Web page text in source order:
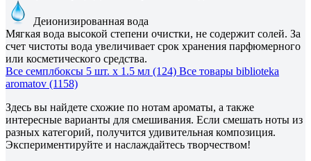
Деионизированная вода
Мягкая вода высокой степени очистки, не содержит солей. За
счет чистоты вода увеличивает срок хранения парфюмерного
или косметического средства.
Все семплбоксы 5 шт. х 1.5 мл (124) Все товары biblioteka
aromatov (1158)
Здесь вы найдете схожие по нотам ароматы, а также
интересные варианты для смешивания. Если смешать ноты из
разных категорий, получится удивительная композиция.
Экспериментируйте и наслаждайтесь творчеством!